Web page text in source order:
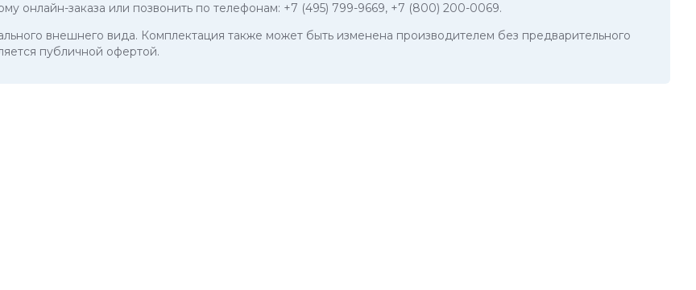
онлайн-заказа или позвонить по телефонам: +7 (495) 799-9669, +7 (800) 200-0069.
внешнего вида. Комплектация также может быть изменена производителем без предварительного
публичной офертой.